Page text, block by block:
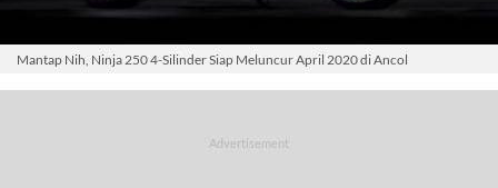
Mantap Nih, Ninja 250 4-Silinder Siap Meluncur April 2020 di Ancol